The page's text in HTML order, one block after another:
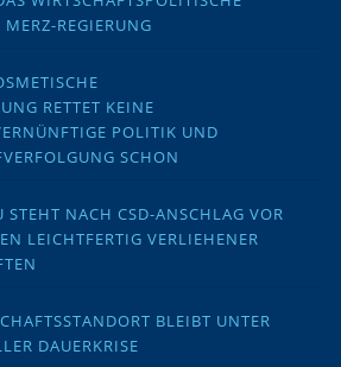
REGIERUNG
RETTET KEINE
POLITIK UND
SCHON
STEHT NACH CSD-ANSCHLAG VOR
LEICHTFERTIG VERLIEHENER
BLEIBT UNTER
DAUERKRISE